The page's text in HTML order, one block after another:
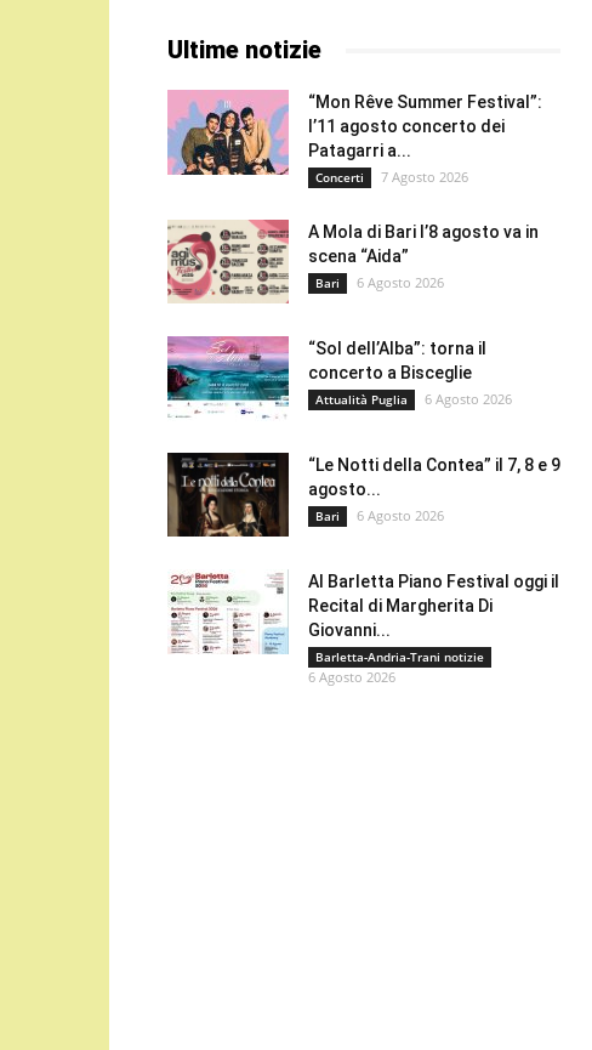
Ultime notizie
“Mon Rêve Summer Festival”:
l’11 agosto concerto dei
Patagarri a...
Concerti 7 Agosto 2026
A Mola di Bari l’8 agosto va in
scena “Aida”
Bari 6 Agosto 2026
“Sol dell’Alba”: torna il
concerto a Bisceglie
Attualità Puglia 6 Agosto 2026
“Le Notti della Contea” il 7, 8 e 9
agosto...
Bari 6 Agosto 2026
Al Barletta Piano Festival oggi il
Recital di Margherita Di
Giovanni...
Barletta-Andria-Trani notizie
6 Agosto 2026